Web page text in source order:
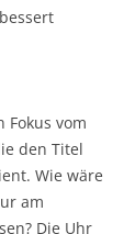
Fokus vom
den Titel
Wie wäre
am
Die Uhr